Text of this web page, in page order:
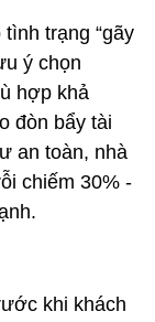
trạng “gãy
ý chọn
hợp khả
đòn bẩy tài
an toàn, nhà
chiếm 30% -
khi khách